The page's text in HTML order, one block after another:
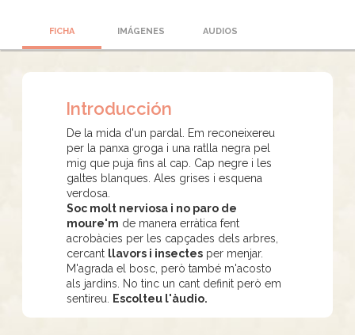
FICHA IMÁGENES AUDIOS
Introducción
De la mida d'un pardal. Em reconeixereu
per la panxa groga i una ratlla negra pel
mig que puja fins al cap. Cap negre i les
galtes blanques. Ales grises i esquena
verdosa.
Soc molt nerviosa i no paro de
moure'm de manera erràtica fent
acrobàcies per les capçades dels arbres,
cercant llavors i insectes per menjar.
M'agrada el bosc, però també m'acosto
als jardins. No tinc un cant definit però em
sentireu.
Escolteu l'àudio.